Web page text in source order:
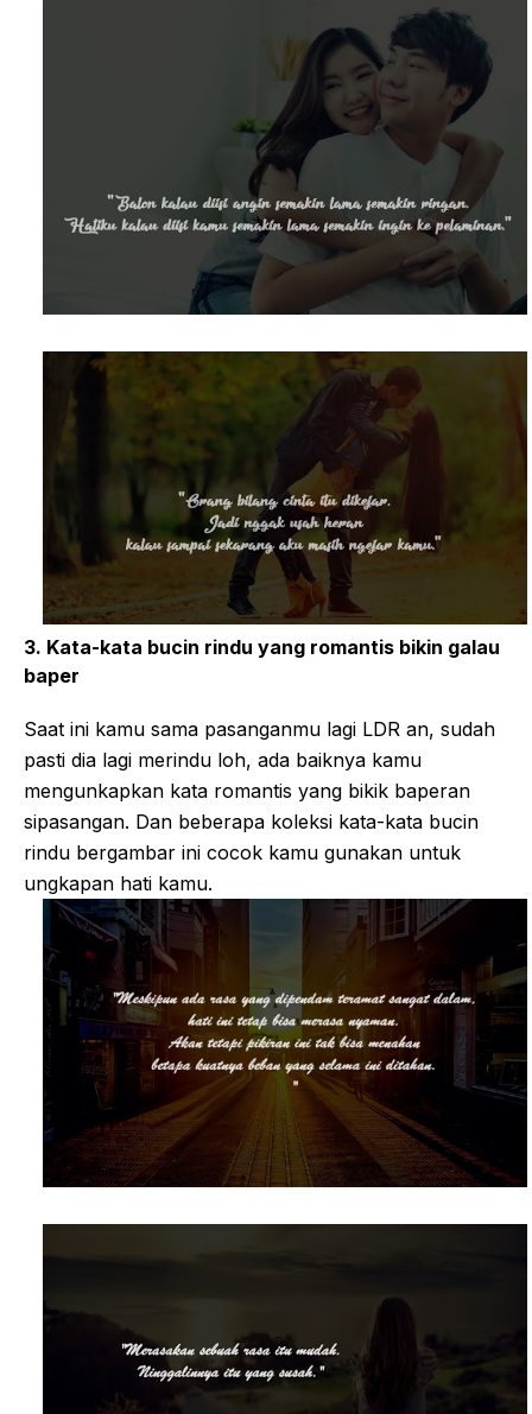
3. Kata-kata bucin rindu yang romantis bikin galau
baper
Saat ini kamu sama pasanganmu lagi LDR an, sudah
pasti dia lagi merindu loh, ada baiknya kamu
mengunkapkan kata romantis yang bikik baperan
sipasangan. Dan beberapa koleksi kata-kata bucin
rindu bergambar ini cocok kamu gunakan untuk
ungkapan hati kamu.